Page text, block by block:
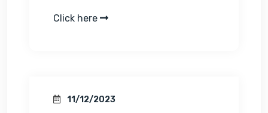
Click here
11/12/2023